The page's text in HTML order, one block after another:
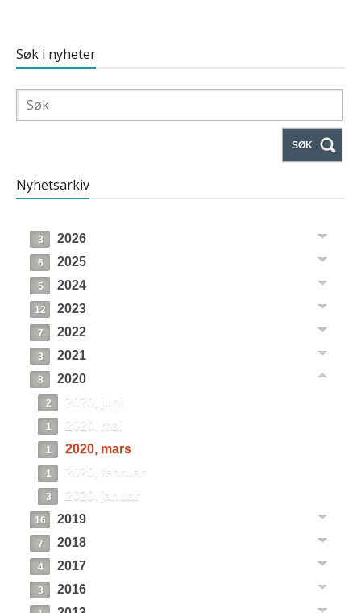
Søk i nyheter
SØK
Nyhetsarkiv
3 2026
6 2025
5 2024
12 2023
7 2022
3 2021
8 2020
2 2020, juni
1 2020, mai
1 2020, mars
1 2020, februar
3 2020, januar
16 2019
7 2018
4 2017
3 2016